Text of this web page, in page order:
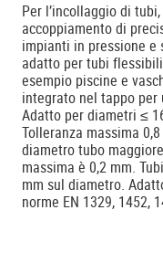
Per l’incollaggio di
accoppiamento di
impianti in pressione e
adatto per tubi
esempio piscine e
integrato nel tappo per
Adatto per diametri ≤
Tolleranza massima
diametro tubo
massima è 0,2 mm.
mm sul diametro.
norme EN 1329, 1452,